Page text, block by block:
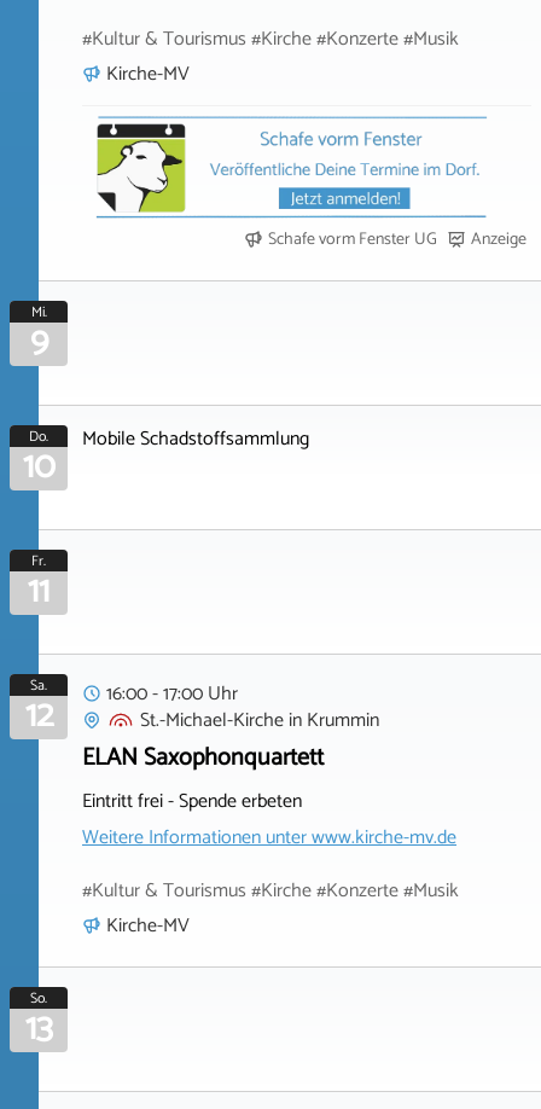
#Kultur & Tourismus #Kirche #Konzerte #Musik
Kirche-MV
Schafe vorm Fenster UG Anzeige
Mi.
9
Do.
10 Mobile Schadstoffsammlung
Fr.
11
Sa.
12
16:00 - 17:00 Uhr
St.-Michael-KircheinKrummin
ELAN Saxophonquartett
Eintritt frei - Spende erbeten
Weitere Informationen unterwww.kirche-mv.de
#Kultur & Tourismus #Kirche #Konzerte #Musik
Kirche-MV
So.
13